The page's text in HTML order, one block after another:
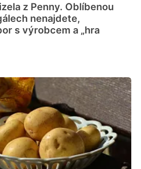
z Penny. Oblíbenou
nenajdete,
s výrobcem a „hra